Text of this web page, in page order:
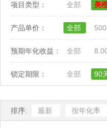
项目类型： 全部 美
产品单价： 全部
预期年化收益： 全部
锁定期限： 全部 90
排序: 最新 按年化率